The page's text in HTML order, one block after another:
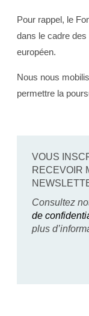
Pour rappel, le
dans le cadre
européen.
Nous nous
permettre la
VOUS
RECEVOIR
Consultez
de
plus